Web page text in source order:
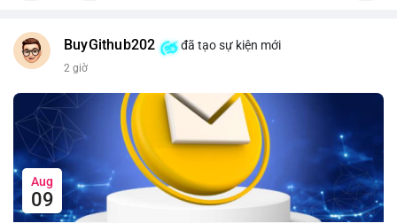
BuyGithub202 đã tạo sự kiện mới
2 giờ
Aug
09